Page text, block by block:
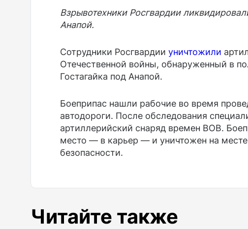
Взрывотехники Росгвардии
Анапой.
Сотрудники Росгвардии уничтожили
Отечественной войны, обнаруженный в
Гостагайка под Анапой.
Боеприпас нашли рабочие во время
автодороги. После обследования
артиллерийский снаряд времен ВОВ.
место — в карьер — и уничтожен на
безопасности.
Читайте также